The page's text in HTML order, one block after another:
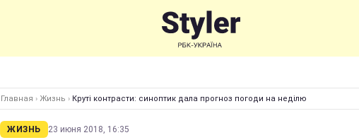
Главная › Жизнь › Круті контрасти: синоптик дала прогноз погоди на неділю
ЖИЗНЬ 23 июня 2018, 16:35